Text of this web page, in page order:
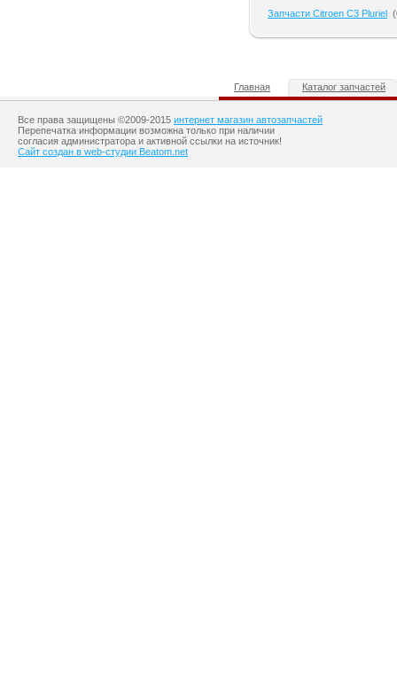
Запчасти Citroen C3 Pluriel (
Главная Каталог запчастей
Все права защищены ©2009-2015 интернет магазин автозапчастей
Перепечатка информации возможна только при наличии
согласия администратора и активной ссылки на источник!
Сайт создан в web-студии Beatom.net